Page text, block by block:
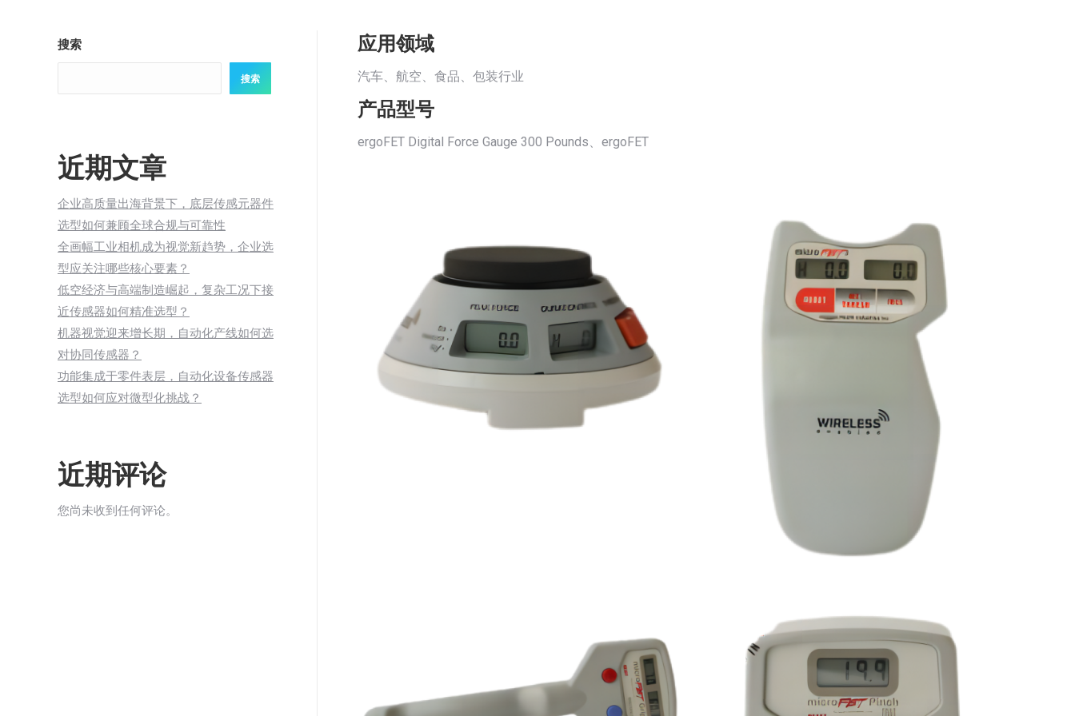
应用领域
汽车、航空、食品、包装行业
产品型号
ergoFET Digital Force Gauge 300 Pounds、ergoFET
搜索
搜索
近期文章
企业高质量出海背景下，底层传感元器件
选型如何兼顾全球合规与可靠性
全画幅工业相机成为视觉新趋势，企业选
型应关注哪些核心要素？
低空经济与高端制造崛起，复杂工况下接
近传感器如何精准选型？
机器视觉迎来增长期，自动化产线如何选
对协同传感器？
功能集成于零件表层，自动化设备传感器
选型如何应对微型化挑战？
近期评论
您尚未收到任何评论。